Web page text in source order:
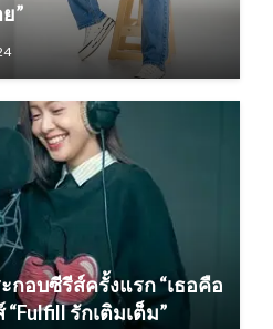
”
กอบซีรีส์ครั้งแรก “เธอคือ
รักเติมเต็ม”